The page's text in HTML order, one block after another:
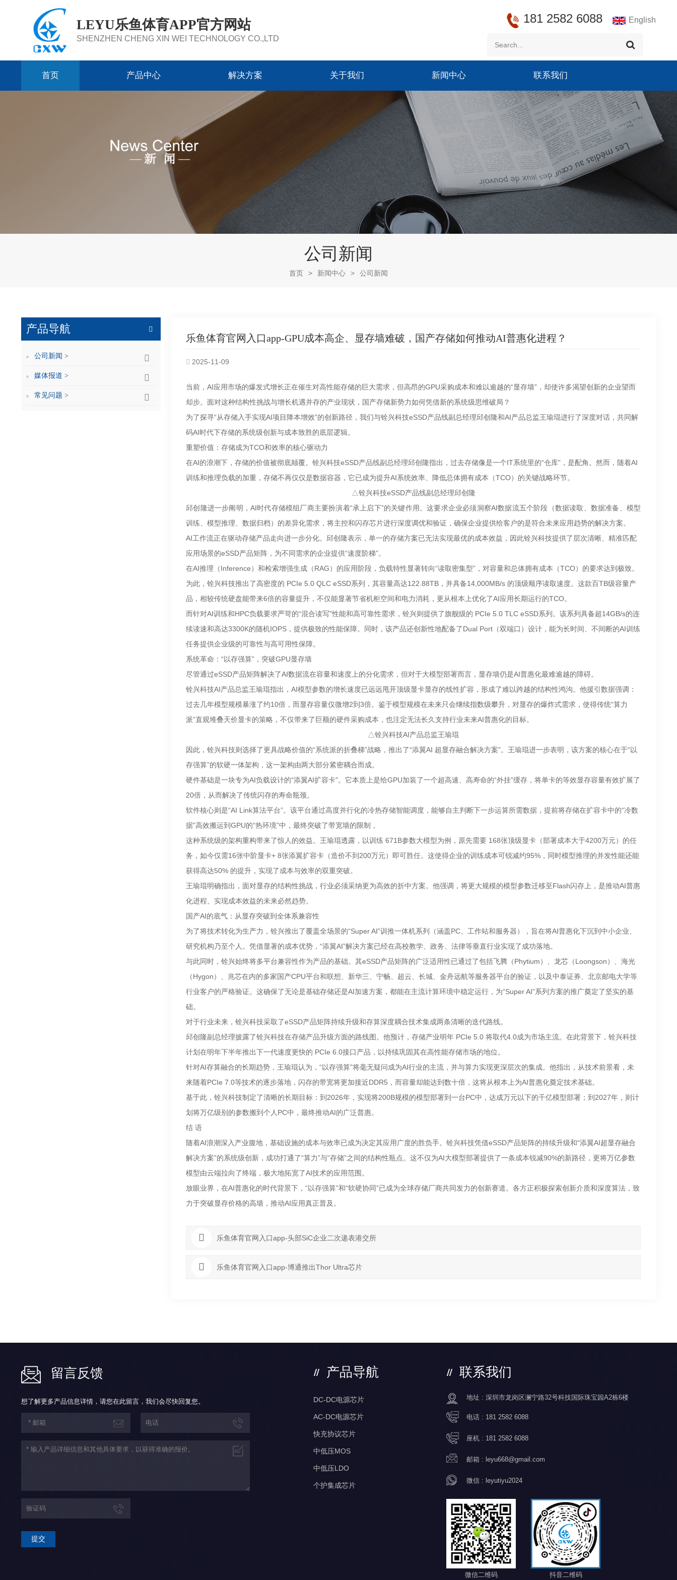
LEYU乐鱼体育APP官方网站
SHENZHEN CHENG XIN WEI TECHNOLOGY CO.,LTD
181 2582 6088 English
首页 产品中心 解决方案 关于我们 新闻中心 联系我们
公司新闻
首页 > 新闻中心 > 公司新闻
产品导航
公司新闻 >
媒体报道 >
常见问题 >
乐鱼体育官网入口app-GPU成本高企、显存墙难破，国产存储如何推动AI普惠化进程？
2025-11-09
当前，AI应用市场的爆发式增长正在催生对高性能存储的巨大需求，但高昂的GPU采购成本和难以逾越的“显存墙”，却使许多渴望创新的企业望而
却步。面对这种结构性挑战与增长机遇并存的产业现状，国产存储新势力如何凭借新的系统级思维破局？
为了探寻“从存储入手实现AI项目降本增效”的创新路径，我们与铨兴科技eSSD产品线副总经理邱创隆和AI产品总监王瑜琨进行了深度对话，共同解
码AI时代下存储的系统级创新与成本致胜的底层逻辑。
重塑价值：存储成为TCO和效率的核心驱动力
在AI的浪潮下，存储的价值被彻底颠覆。铨兴科技eSSD产品线副总经理邱创隆指出，过去存储像是一个IT系统里的“仓库”，是配角。然而，随着AI
训练和推理负载的加重，存储不再仅仅是数据容器，它已成为提升AI系统效率、降低总体拥有成本（TCO）的关键战略环节。
△铨兴科技eSSD产品线副总经理邱创隆
邱创隆进一步阐明，AI时代存储模组厂商主要扮演着“承上启下”的关键作用。这要求企业必须洞察AI数据流五个阶段（数据读取、数据准备、模型
训练、模型推理、数据归档）的差异化需求，将主控和闪存芯片进行深度调优和验证，确保企业提供给客户的是符合未来应用趋势的解决方案。
AI工作流正在驱动存储产品走向进一步分化。邱创隆表示，单一的存储方案已无法实现最优的成本效益，因此铨兴科技提供了层次清晰、精准匹配
应用场景的eSSD产品矩阵，为不同需求的企业提供“速度阶梯”。
在AI推理（Inference）和检索增强生成（RAG）的应用阶段，负载特性显著转向“读取密集型”，对容量和总体拥有成本（TCO）的要求达到极致。
为此，铨兴科技推出了高密度的 PCIe 5.0 QLC eSSD系列，其容量高达122.88TB，并具备14,000MB/s 的顶级顺序读取速度。这款百TB级容量产
品，相较传统硬盘能带来6倍的容量提升，不仅能显著节省机柜空间和电力消耗，更从根本上优化了AI应用长期运行的TCO。
而针对AI训练和HPC负载要求严苛的“混合读写”性能和高可靠性需求，铨兴则提供了旗舰级的 PCIe 5.0 TLC eSSD系列。该系列具备超14GB/s的连
续读速和高达3300K的随机IOPS，提供极致的性能保障。同时，该产品还创新性地配备了Dual Port（双端口）设计，能为长时间、不间断的AI训练
任务提供企业级的可靠性与高可用性保障。
系统革命：“以存强算”，突破GPU显存墙
尽管通过eSSD产品矩阵解决了AI数据流在容量和速度上的分化需求，但对于大模型部署而言，显存墙仍是AI普惠化最难逾越的障碍。
铨兴科技AI产品总监王瑜琨指出，AI模型参数的增长速度已远远甩开顶级显卡显存的线性扩容，形成了难以跨越的结构性鸿沟。他援引数据强调：
过去几年模型规模暴涨了约10倍，而显存容量仅微增2到3倍。鉴于模型规模在未来只会继续指数级攀升，对显存的爆炸式需求，使得传统“算力
派”直观堆叠天价显卡的策略，不仅带来了巨额的硬件采购成本，也注定无法长久支持行业未来AI普惠化的目标。
△铨兴科技AI产品总监王瑜琨
因此，铨兴科技则选择了更具战略价值的“系统派的折叠梯”战略，推出了“添翼AI 超显存融合解决方案”。王瑜琨进一步表明，该方案的核心在于“以
存强算”的软硬一体架构，这一架构由两大部分紧密耦合而成。
硬件基础是一块专为AI负载设计的“添翼AI扩容卡”。它本质上是给GPU加装了一个超高速、高寿命的“外挂”缓存，将单卡的等效显存容量有效扩展了
20倍，从而解决了传统闪存的寿命瓶颈。
软件核心则是“AI Link算法平台”。该平台通过高度并行化的冷热存储智能调度，能够自主判断下一步运算所需数据，提前将存储在扩容卡中的“冷数
据”高效搬运到GPU的“热环境”中，最终突破了带宽墙的限制 。
这种系统级的架构重构带来了惊人的效益。王瑜琨透露，以训练 671B参数大模型为例，原先需要 168张顶级显卡（部署成本大于4200万元）的任
务，如今仅需16张中阶显卡+ 8张添翼扩容卡（造价不到200万元）即可胜任。这使得企业的训练成本可锐减约95%，同时模型推理的并发性能还能
获得高达50% 的提升，实现了成本与效率的双重突破。
王瑜琨明确指出，面对显存的结构性挑战，行业必须采纳更为高效的折中方案。他强调，将更大规模的模型参数迁移至Flash闪存上，是推动AI普惠
化进程、实现成本效益的未来必然趋势。
国产AI的底气：从显存突破到全体系兼容性
为了将技术转化为生产力，铨兴推出了覆盖全场景的“Super AI”训推一体机系列（涵盖PC、工作站和服务器），旨在将AI普惠化下沉到中小企业、
研究机构乃至个人。凭借显著的成本优势，“添翼AI”解决方案已经在高校教学、政务、法律等垂直行业实现了成功落地。
与此同时，铨兴始终将多平台兼容性作为产品的基础。其eSSD产品矩阵的广泛适用性已通过了包括飞腾（Phytium）、龙芯（Loongson）、海光
（Hygon）、兆芯在内的多家国产CPU平台和联想、新华三、宁畅、超云、长城、金舟远航等服务器平台的验证，以及中泰证券、北京邮电大学等
行业客户的严格验证。这确保了无论是基础存储还是AI加速方案，都能在主流计算环境中稳定运行，为“Super AI”系列方案的推广奠定了坚实的基
础。
对于行业未来，铨兴科技采取了eSSD产品矩阵持续升级和存算深度耦合技术集成两条清晰的迭代路线。
邱创隆副总经理披露了铨兴科技在存储产品升级方面的路线图。他预计，存储产业明年 PCIe 5.0 将取代4.0成为市场主流。在此背景下，铨兴科技
计划在明年下半年推出下一代速度更快的 PCIe 6.0接口产品，以持续巩固其在高性能存储市场的地位。
针对AI存算融合的长期趋势，王瑜琨认为，“以存强算”将毫无疑问成为AI行业的主流，并与算力实现更深层次的集成。他指出，从技术前景看，未
来随着PCIe 7.0等技术的逐步落地，闪存的带宽将更加接近DDR5，而容量却能达到数十倍，这将从根本上为AI普惠化奠定技术基础。
基于此，铨兴科技制定了清晰的长期目标：到2026年，实现将200B规模的模型部署到一台PC中，达成万元以下的千亿模型部署；到2027年，则计
划将万亿级别的参数搬到个人PC中，最终推动AI的广泛普惠。
结 语
随着AI浪潮深入产业腹地，基础设施的成本与效率已成为决定其应用广度的胜负手。铨兴科技凭借eSSD产品矩阵的持续升级和“添翼AI超显存融合
解决方案”的系统级创新，成功打通了“算力”与“存储”之间的结构性瓶点。这不仅为AI大模型部署提供了一条成本锐减90%的新路径，更将万亿参数
模型由云端拉向了终端，极大地拓宽了AI技术的应用范围。
放眼业界，在AI普惠化的时代背景下，“以存强算”和“软硬协同”已成为全球存储厂商共同发力的创新赛道。各方正积极探索创新介质和深度算法，致
力于突破显存价格的高墙，推动AI应用真正普及。
乐鱼体育官网入口app-头部SiC企业二次递表港交所
乐鱼体育官网入口app-博通推出Thor Ultra芯片
留言反馈
想了解更多产品信息详情，请您在此留言，我们会尽快回复您。
产品导航
DC-DC电源芯片
AC-DC电源芯片
快充协议芯片
中低压MOS
中低压LDO
个护集成芯片
联系我们
地址 : 深圳市龙岗区澜宁路32号科技国际珠宝园A2栋6楼
电话 : 181 2582 6088
座机 : 181 2582 6088
邮箱 : leyu668@gmail.com
微信 : leyutiyu2024
微信二维码 抖音二维码